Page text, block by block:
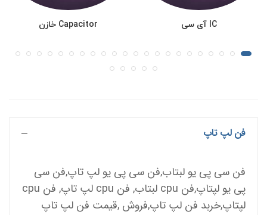
IC آی سی Capacitor خازن
فن لپ تاپ
لپتاپ,خربد فن لپ تاپ,فروش ,قیمت فن لپ تاپ